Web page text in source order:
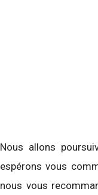
Nous allons
espérons vous
nous vous